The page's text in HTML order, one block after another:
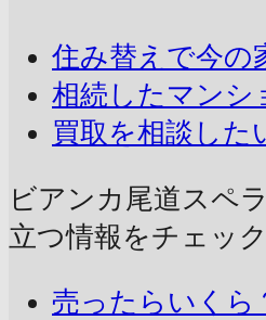
住み替えで今の
相続したマンシ
買取を相談した
ビアンカ尾道スペ
立つ情報をチェック
売ったらいくら